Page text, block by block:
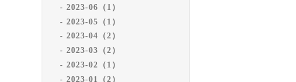
2023-06（1）
2023-05（1）
2023-04（2）
2023-03（2）
2023-02（1）
2023-01（2）